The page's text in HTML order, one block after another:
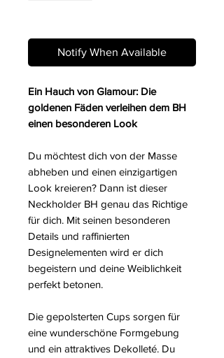
Notify When Available
Ein Hauch von Glamour: Die
goldenen Fäden verleihen dem BH
einen besonderen Look
Du möchtest dich von der Masse
abheben und einen einzigartigen
Look kreieren? Dann ist dieser
Neckholder BH genau das Richtige
für dich. Mit seinen besonderen
Details und raffinierten
Designelementen wird er dich
begeistern und deine Weiblichkeit
perfekt betonen.
Die gepolsterten Cups sorgen für
eine wunderschöne Formgebung
und ein attraktives Dekolleté. Du